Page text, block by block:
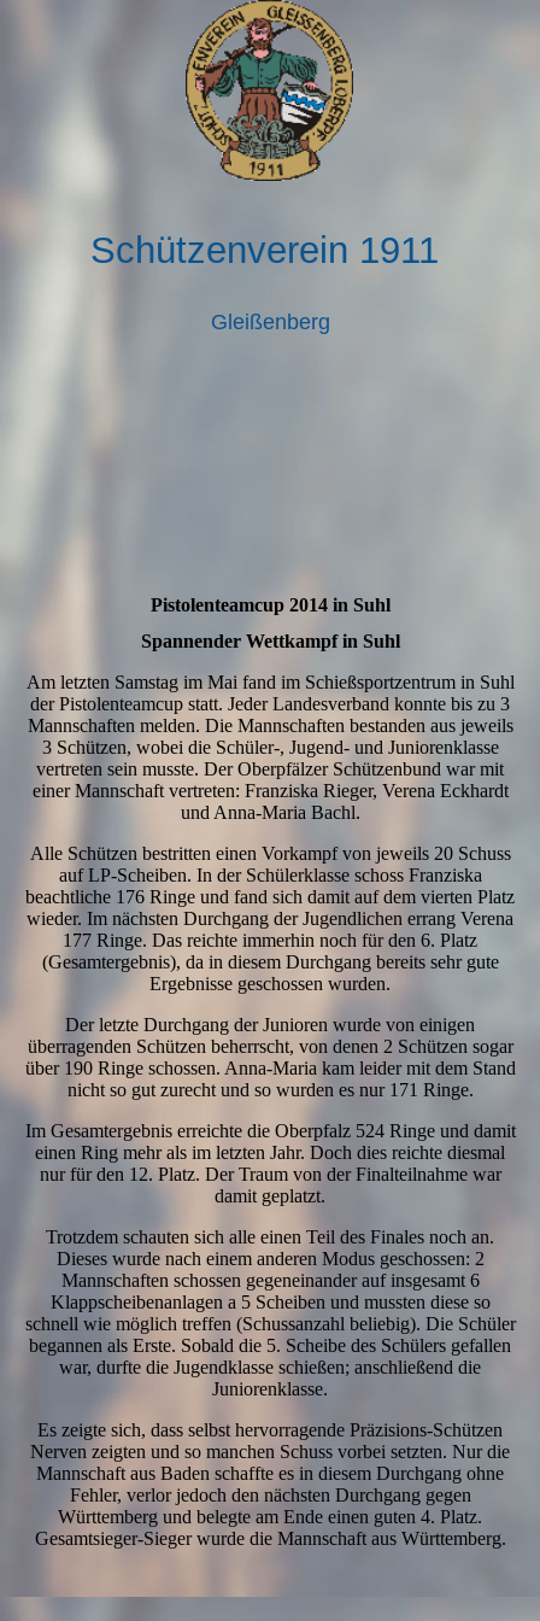
Schützenverein 1911
Gleißenberg
Pistolenteamcup 2014 in Suhl
Spannender Wettkampf in Suhl
Am letzten Samstag im Mai fand im Schießsportzentrum in Suhl
der Pistolenteamcup statt. Jeder Landesverband konnte bis zu 3
Mannschaften melden. Die Mannschaften bestanden aus jeweils
3 Schützen, wobei die Schüler-, Jugend- und Juniorenklasse
vertreten sein musste. Der Oberpfälzer Schützenbund war mit
einer Mannschaft vertreten: Franziska Rieger, Verena Eckhardt
und Anna-Maria Bachl.
Alle Schützen bestritten einen Vorkampf von jeweils 20 Schuss
auf LP-Scheiben. In der Schülerklasse schoss Franziska
beachtliche 176 Ringe und fand sich damit auf dem vierten Platz
wieder. Im nächsten Durchgang der Jugendlichen errang Verena
177 Ringe. Das reichte immerhin noch für den 6. Platz
(Gesamtergebnis), da in diesem Durchgang bereits sehr gute
Ergebnisse geschossen wurden.
Der letzte Durchgang der Junioren wurde von einigen
überragenden Schützen beherrscht, von denen 2 Schützen sogar
über 190 Ringe schossen. Anna-Maria kam leider mit dem Stand
nicht so gut zurecht und so wurden es nur 171 Ringe.
Im Gesamtergebnis erreichte die Oberpfalz 524 Ringe und damit
einen Ring mehr als im letzten Jahr. Doch dies reichte diesmal
nur für den 12. Platz. Der Traum von der Finalteilnahme war
damit geplatzt.
Trotzdem schauten sich alle einen Teil des Finales noch an.
Dieses wurde nach einem anderen Modus geschossen: 2
Mannschaften schossen gegeneinander auf insgesamt 6
Klappscheibenanlagen a 5 Scheiben und mussten diese so
schnell wie möglich treffen (Schussanzahl beliebig). Die Schüler
begannen als Erste. Sobald die 5. Scheibe des Schülers gefallen
war, durfte die Jugendklasse schießen; anschließend die
Juniorenklasse.
Es zeigte sich, dass selbst hervorragende Präzisions-Schützen
Nerven zeigten und so manchen Schuss vorbei setzten. Nur die
Mannschaft aus Baden schaffte es in diesem Durchgang ohne
Fehler, verlor jedoch den nächsten Durchgang gegen
Württemberg und belegte am Ende einen guten 4. Platz.
Gesamtsieger-Sieger wurde die Mannschaft aus Württemberg.